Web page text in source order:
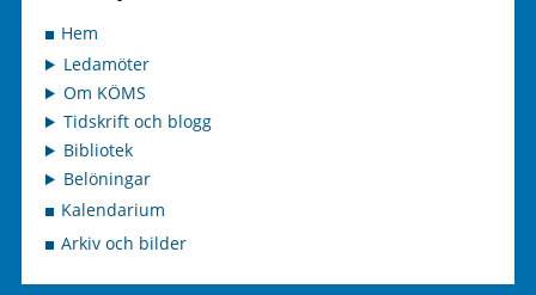
Hem
Ledamöter
Om KÖMS
Tidskrift och blogg
Bibliotek
Belöningar
Kalendarium
Arkiv och bilder